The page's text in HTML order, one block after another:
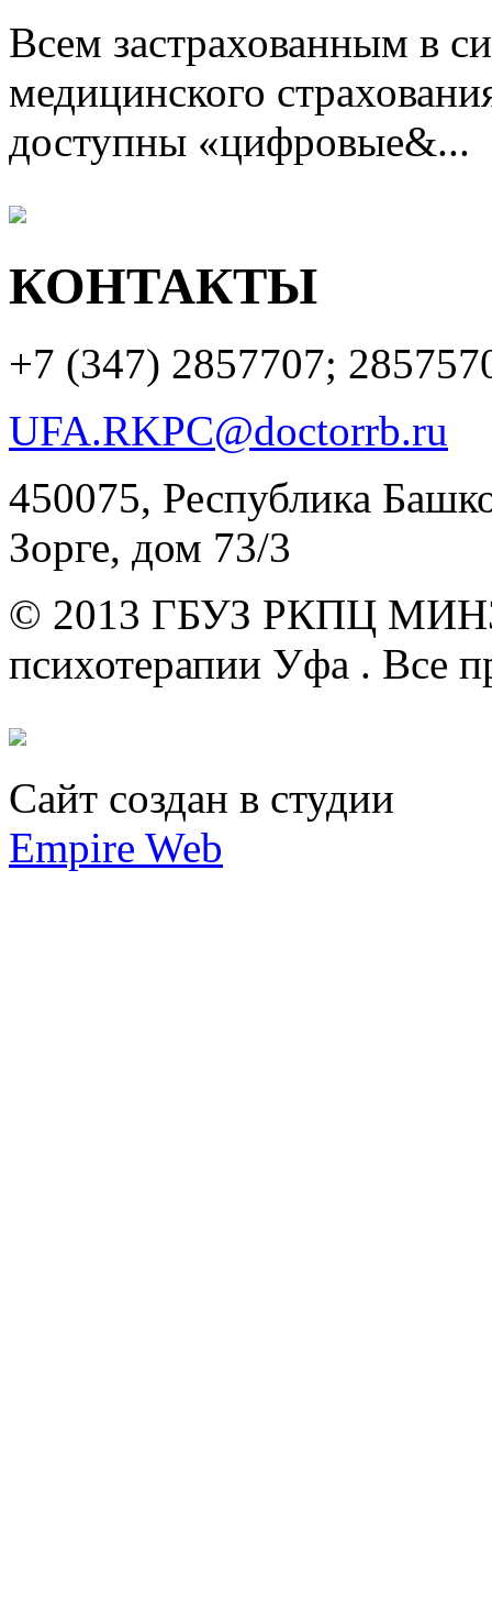
Всем застрахованным в
медицинского
доступны «цифровые&...
КОНТАКТЫ
+7 (347) 2857707;
UFA.RKPC@doctorrb.ru
450075, Республика
Зорге, дом 73/3
© 2013 ГБУЗ РКПЦ
психотерапии Уфа . Все
Сайт создан в студии
Empire Web